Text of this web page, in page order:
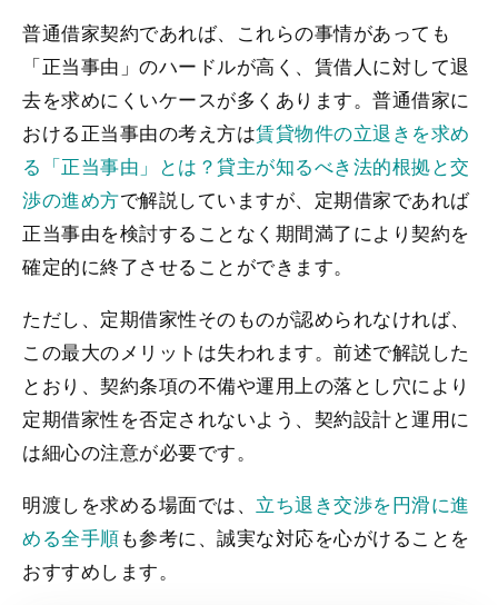
普通借家契約であれば、これらの事情があっても
「正当事由」のハードルが高く、賃借人に対して退
去を求めにくいケースが多くあります。普通借家に
おける正当事由の考え方は賃貸物件の立退きを求め
る「正当事由」とは？貸主が知るべき法的根拠と交
渉の進め方で解説していますが、定期借家であれば
正当事由を検討することなく期間満了により契約を
確定的に終了させることができます。
ただし、定期借家性そのものが認められなければ、
この最大のメリットは失われます。前述で解説した
とおり、契約条項の不備や運用上の落とし穴により
定期借家性を否定されないよう、契約設計と運用に
は細心の注意が必要です。
明渡しを求める場面では、 立ち退き交渉を円滑に進
める全手順も参考に、誠実な対応を心がけることを
おすすめします。